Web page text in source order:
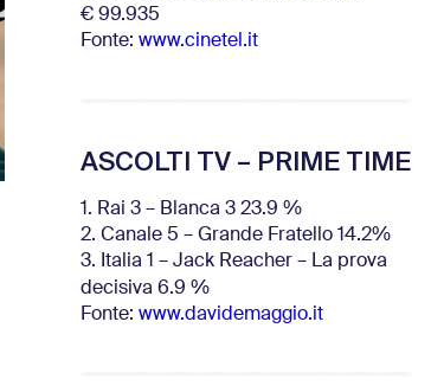
€ 99.935
Fonte: www.cinetel.it
ASCOLTI TV – PRIME TIME
1. Rai 3 – Blanca 3 23.9 %
2. Canale 5 – Grande Fratello 14.2%
3. Italia 1 – Jack Reacher – La prova
decisiva 6.9 %
Fonte: www.davidemaggio.it